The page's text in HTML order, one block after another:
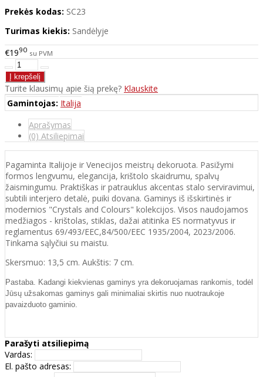
Prekės kodas: SC23
Turimas kiekis: Sandėlyje
€1990 su PVM
Turite klausimų apie šią prekę? Klauskite
Gamintojas: Italija
Aprašymas
(0) Atsiliepimai
Pagaminta Italijoje ir Venecijos meistrų dekoruota. Pasižymi
formos lengvumu, elegancija, krištolo skaidrumu, spalvų
žaismingumu. Praktiškas ir patrauklus akcentas stalo serviravimui,
subtili interjero detalė, puiki dovana. Gaminys iš išskirtinės ir
modernios "Crystals and Colours" kolekcijos. Visos naudojamos
medžiagos - krištolas, stiklas, dažai atitinka ES normatyvus ir
reglamentus 69/493/EEC,84/500/EEC 1935/2004, 2023/2006.
Tinkama sąlyčiui su maistu.
Skersmuo: 13,5 cm. Aukštis: 7 cm.
Pastaba. Kadangi kiekvienas gaminys yra dekoruojamas rankomis, todėl
Jūsų užsakomas gaminys gali minimaliai skirtis nuo nuotraukoje
pavaizduoto gaminio.
Parašyti atsiliepimą
Vardas:
El. pašto adresas: